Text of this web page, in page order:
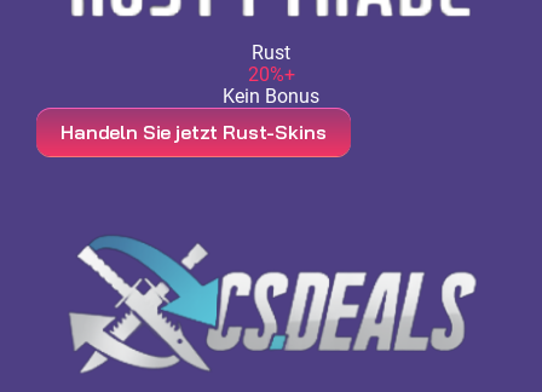
Rust
20%+
Kein Bonus
Handeln Sie jetzt Rust-Skins